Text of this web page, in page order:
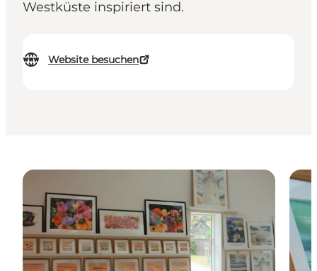
Westküste inspiriert sind.
Website besuchen